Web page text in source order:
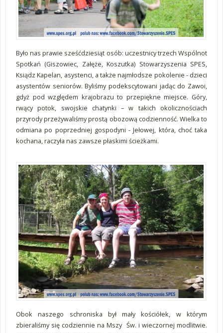
Było nas prawie sześćdziesiąt osób: uczestnicy trzech Wspólnot
Spotkań (Giszowiec, Załęże, Koszutka) Stowarzyszenia SPES,
Ksiądz Kapelan, asystenci, a także najmłodsze pokolenie - dzieci
asystentów seniorów. Byliśmy podekscytowani jadąc do Zawoi,
gdyż pod względem krajobrazu to przepiękne miejsce. Góry,
rwący potok, swojskie chatynki – w takich okolicznościach
przyrody przeżywaliśmy prostą obozową codzienność. Wielka to
odmiana po poprzedniej gospodyni - Jełowej, która, choć taka
kochana, raczyła nas zawsze płaskimi ścieżkami.
Obok naszego schroniska był mały kościółek, w którym
zbieraliśmy się codziennie na Mszy Św. i wieczornej modlitwie.